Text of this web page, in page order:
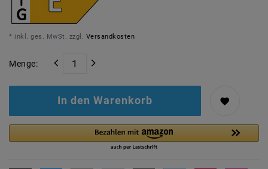
* inkl. ges. MwSt. zzgl. Versandkosten
Menge:
In den Warenkorb